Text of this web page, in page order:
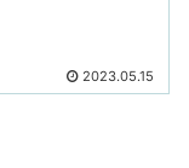
2023.05.15